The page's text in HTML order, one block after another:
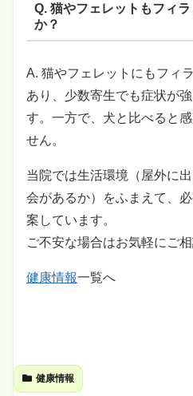
Q. 猫やフェレットもフィ
か？
A. 猫やフェレットにもフィ
あり、少数寄生でも症状が
す。一方で、犬と比べると
せん。
当院では生活環境（屋外に
会があるか）をふまえて、
案しています。
ご不安な場合はお気軽にご相
健康情報一覧へ
健康情報